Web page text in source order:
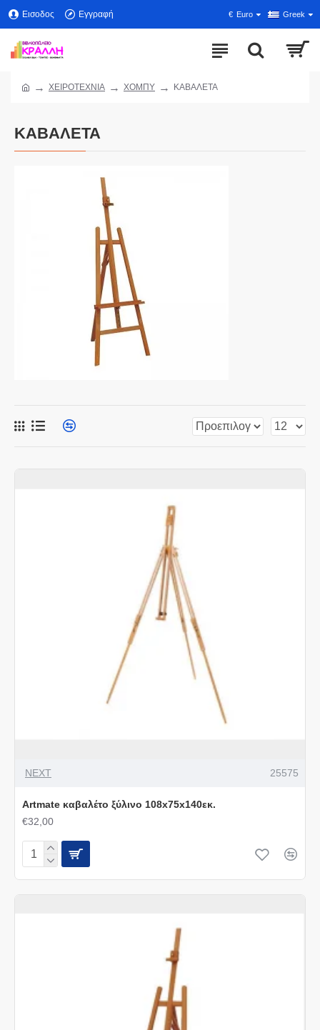
Εισοδος Εγγραφή € Euro Greek
ΧΕΙΡΟΤΕΧΝΙΑ ΧΟΜΠΥ ΚΑΒΑΛΕΤΑ
ΚΑΒΑΛΕΤΑ
NEXT 25575
Artmate καβαλέτο ξύλινο 108x75x140εκ.
€32,00